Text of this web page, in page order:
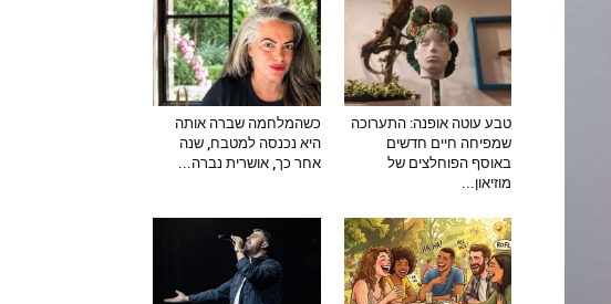
טבע עוטה אופנה: התערוכה
שמפיחה חיים חדשים
באוסף הפוחלצים של
מוזיאון...
כשהמלחמה שברה אותה
היא נכנסה למטבח, שנה
אחר כך, אושרית נברה...